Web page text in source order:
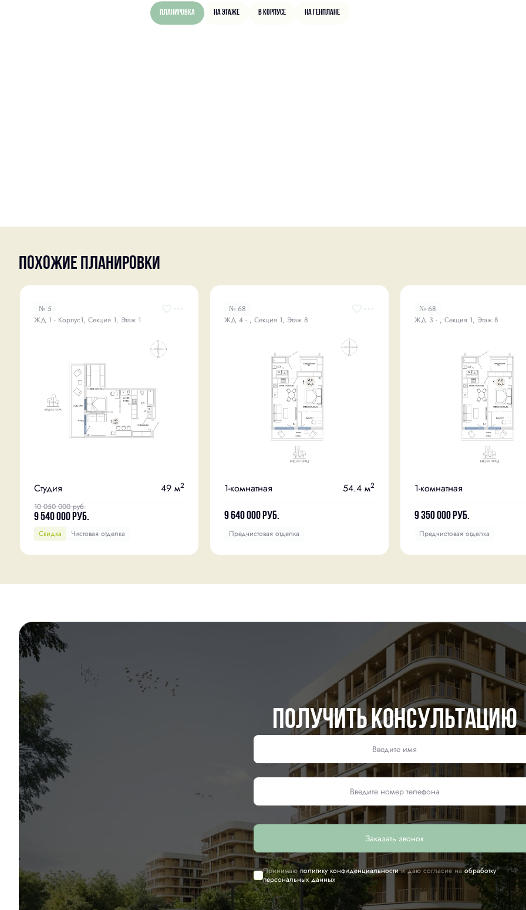
Планировка На этаже В корпусе На генплане
Похожие планировки
№ 5
ЖД 1 - Корпус1, Секция 1, Этаж 1
Студия 49 м2
10 050 000руб.
9 540 000руб.
Скидка Чистовая отделка
№ 68
ЖД 4 - , Секция 1, Этаж 8
1-комнатная 54.4 м2
9 640 000руб.
Предчистовая отделка
№ 68
ЖД 3 - , Секция 1, Этаж 8
1-комнатная
9 350 000руб.
Предчистовая отделка
Получить консультацию
Заказать звонок
Принимаюполитику конфиденциальностии даю согласие наобработку
персональных данных